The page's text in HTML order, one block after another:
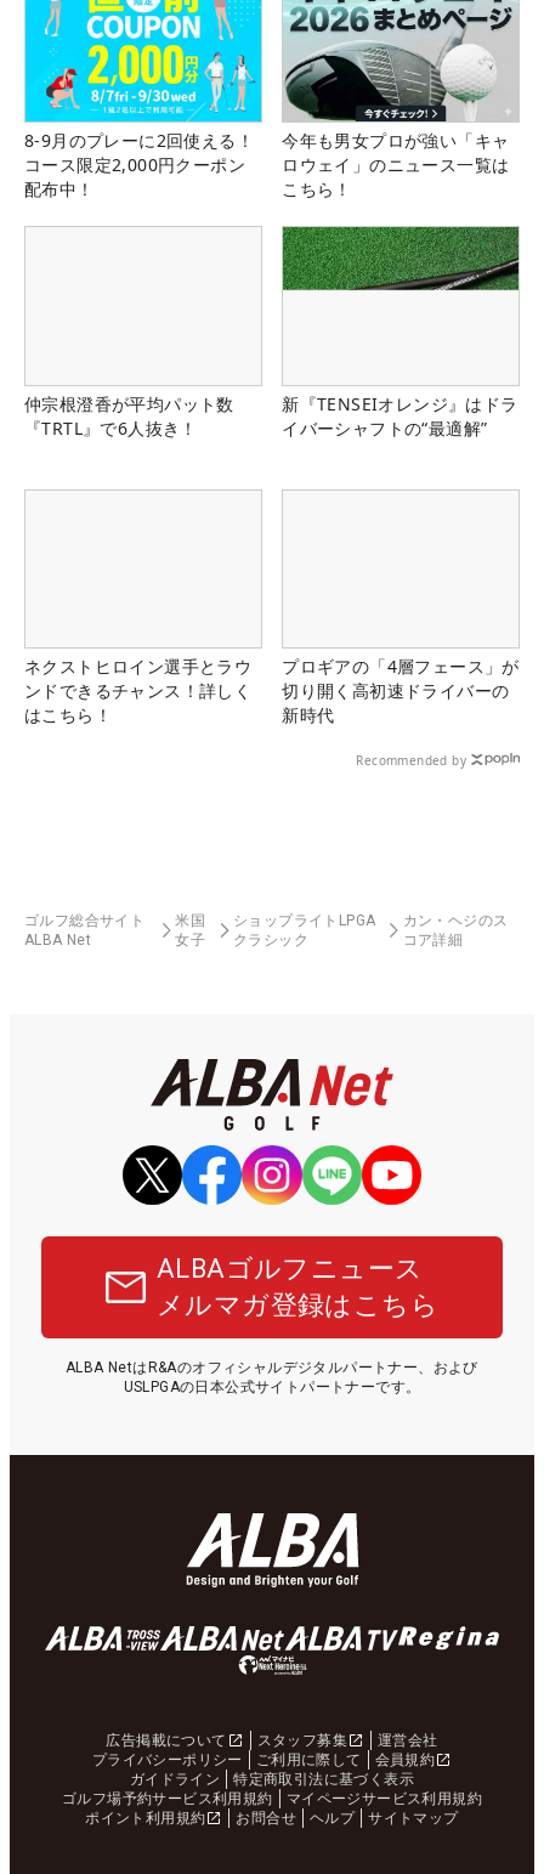
8-9月のプレーに2回使える！
コース限定2,000円クーポン
配布中！
今年も男女プロが強い「キャ
ロウェイ」のニュース一覧は
こちら！
仲宗根澄香が平均パット数
『TRTL』で6人抜き！
新『TENSEIオレンジ』はドラ
イバーシャフトの“最適解”
ネクストヒロイン選手とラウ
ンドできるチャンス！詳しく
はこちら！
プロギアの「4層フェース」が
切り開く高初速ドライバーの
新時代
Recommended by
ゴルフ総合サイト
ALBA Net
米国
女子
ショップライトLPGA
クラシック
カン・ヘジのス
コア詳細
ALBAゴルフニュース
メルマガ登録はこちら
ALBA NetはR&Aのオフィシャルデジタルパートナー、および
USLPGAの日本公式サイトパートナーです。
広告掲載について スタッフ募集
運営会社
プライバシーポリシー
ご利用に際して
会員規約
ガイドライン
特定商取引法に基づく表示
ゴルフ場予約サービス利用規約
マイページサービス利用規約
ポイント利用規約
お問合せ ヘルプ サイトマップ